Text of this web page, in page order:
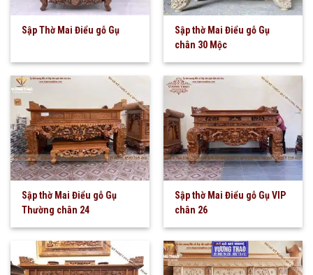
Sập Thờ Mai Điểu gỗ Gụ
Sập thờ Mai Điểu gỗ Gụ
chân 30 Mộc
Sập thờ Mai Điểu gỗ Gụ
Thường chân 24
Sập thờ Mai Điểu gỗ Gụ VIP
chân 26